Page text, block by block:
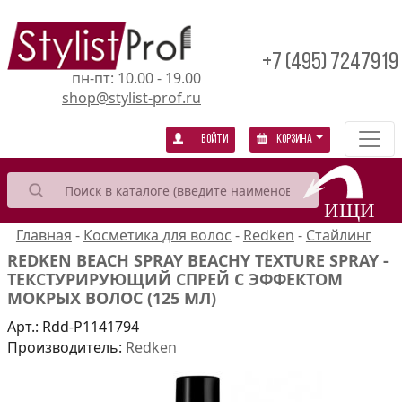
пн-пт: 10.00 - 19.00
shop@stylist-prof.ru
+7 (495) 7247919
Войти Корзина
Главная - Косметика для волос - Redken - Стайлинг
REDKEN BEACH SPRAY BEACHY TEXTURE SPRAY -
ТЕКСТУРИРУЮЩИЙ СПРЕЙ С ЭФФЕКТОМ
МОКРЫХ ВОЛОС (125 МЛ)
Арт.: Rdd-P1141794
Производитель: Redken